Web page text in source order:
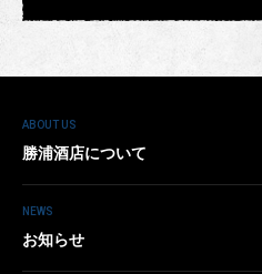
ABOUT US
勝浦酒店について
NEWS
お知らせ